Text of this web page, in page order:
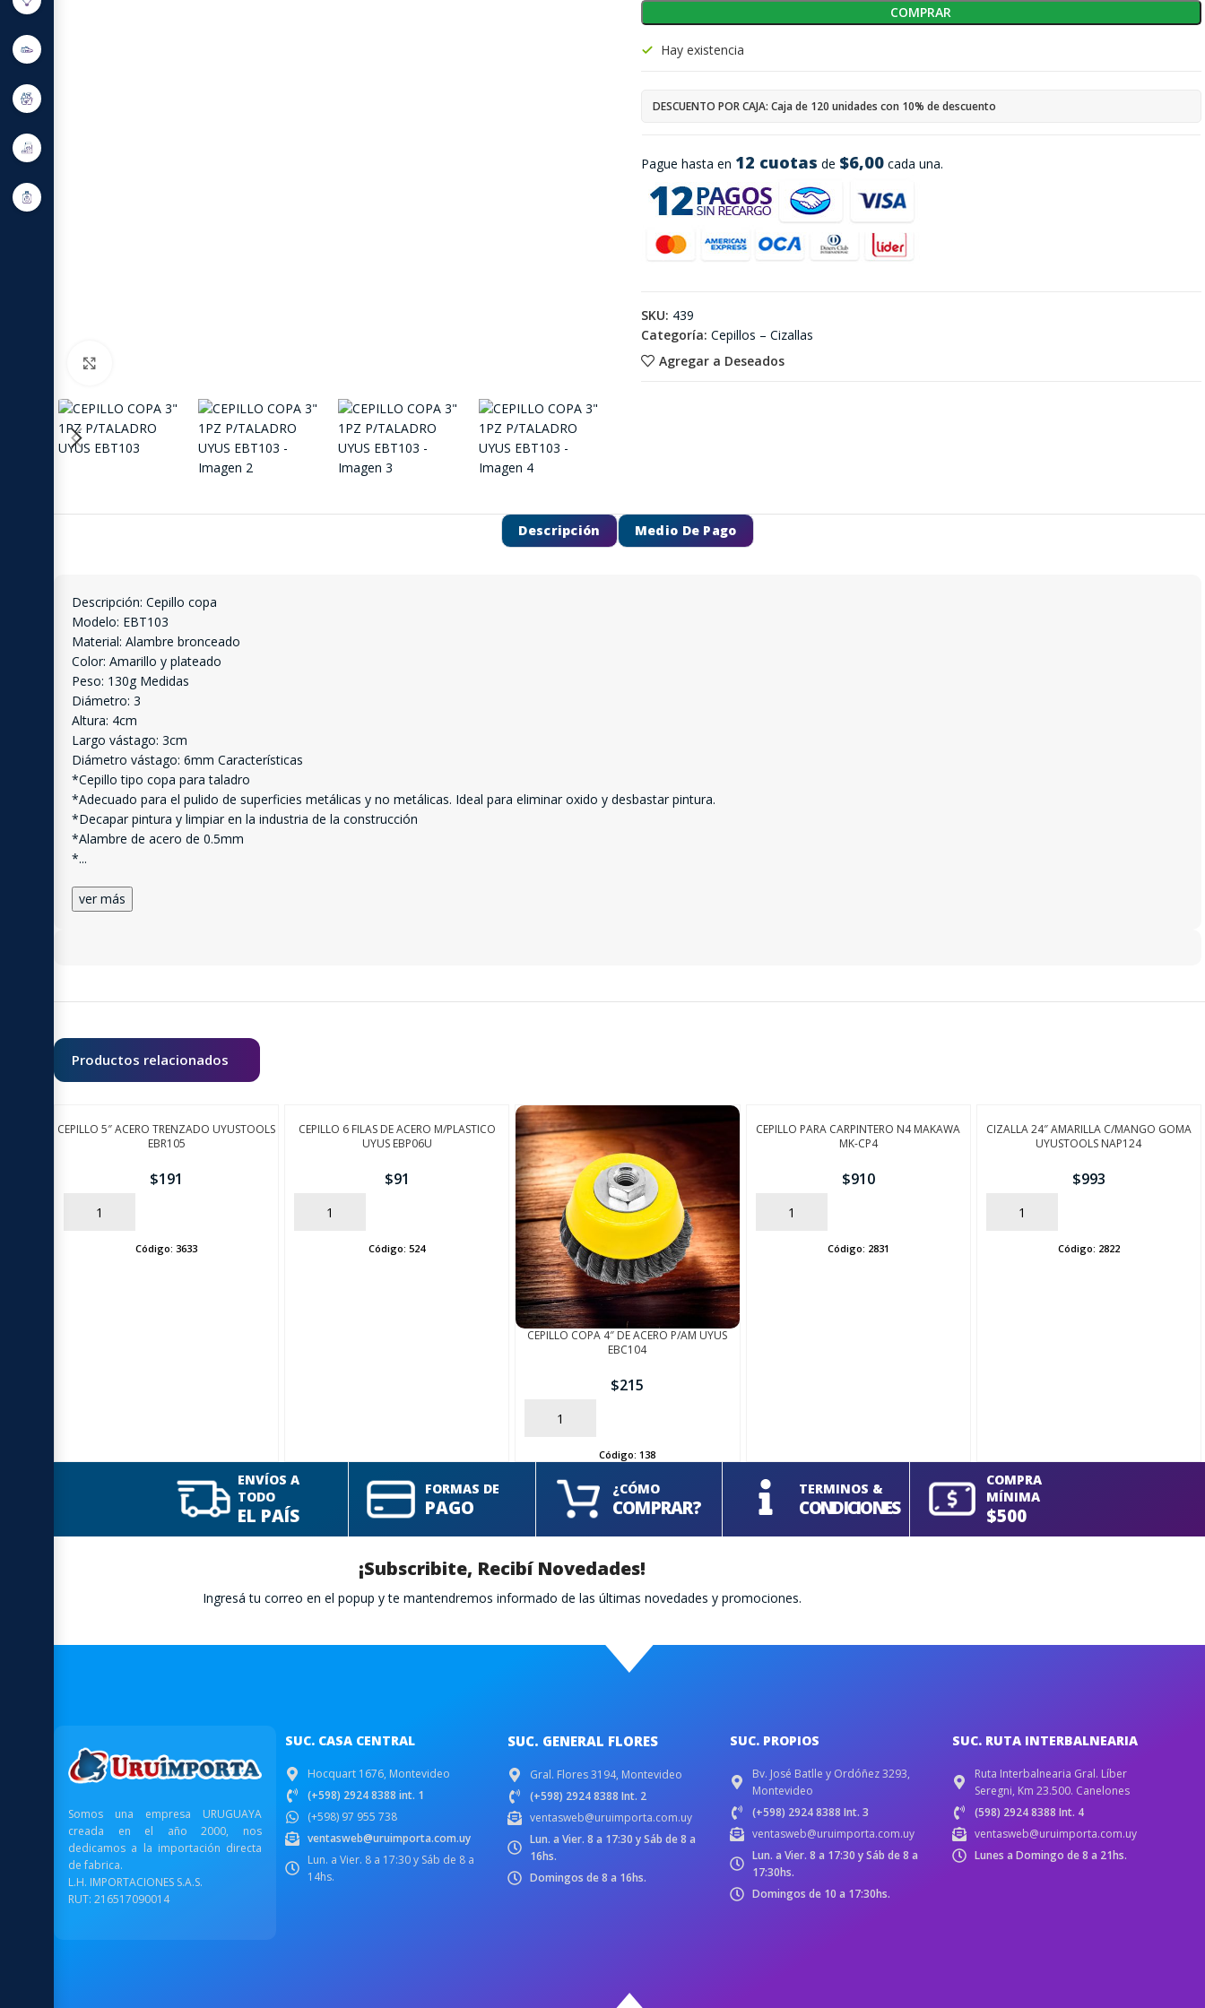
Pague hasta en 12 cuotas de $6,00cada una.
Hay existencia
DESCUENTO POR CAJA: Caja de 120 unidades con 10% de descuento
COMPRAR
Agregar a Deseados
SKU: 439
Categoría: Cepillos – Cizallas
Descripción Medio De Pago
Descripción: Cepillo copa
Modelo: EBT103
Material: Alambre bronceado
Color: Amarillo y plateado
Peso: 130g Medidas
Diámetro: 3
Altura: 4cm
Largo vástago: 3cm
Diámetro vástago: 6mm Características
*Cepillo tipo copa para taladro
*Adecuado para el pulido de superficies metálicas y no metálicas. Ideal para eliminar oxido y desbastar pintura.
*Decapar pintura y limpiar en la industria de la construcción
*Alambre de acero de 0.5mm
*...
ver más
Productos relacionados
CEPILLO 5″ ACERO TRENZADO UYUSTOOLS
EBR105
$191
AÑADIR
Código:3633
CEPILLO 6 FILAS DE ACERO M/PLASTICO
UYUS EBP06U
$91
AÑADIR
Código:524
CEPILLO COPA 4″ DE ACERO P/AM UYUS
EBC104
$215
AÑADIR
Código:138
CEPILLO PARA CARPINTERO N4 MAKAWA
MK-CP4
$910
AÑADIR
Código: 2831
CIZALLA 24″ AMARILLA C/MANGO GOMA
UYUSTOOLS NAP124
$993
AÑADIR
Código: 2822
ENVÍOS A
TODO
EL PAÍS
FORMAS DE
PAGO
¿CÓMO
COMPRAR?
TERMINOS &
CONDICIONES
COMPRA
MÍNIMA
$500
¡Subscribite, Recibí Novedades!
Ingresá tu correo en el popup y te mantendremos informado de las últimas novedades y promociones.
Somos una empresa URUGUAYA
creada en el año 2000, nos
dedicamos a la importación directa
de fabrica.
L.H. IMPORTACIONES S.A.S.
RUT: 216517090014
SUC. CASA CENTRAL
Hocquart 1676, Montevideo
(+598) 2924 8388 int. 1
(+598) 97 955 738
ventasweb@uruimporta.com.uy
Lun. a Vier. 8 a 17:30 y Sáb de 8 a
14hs.
SUC. GENERAL FLORES
Gral. Flores 3194, Montevideo
(+598) 2924 8388 Int. 2
ventasweb@uruimporta.com.uy
Lun. a Vier. 8 a 17:30 y Sáb de 8 a
16hs.
Domingos de 8 a 16hs.
SUC. PROPIOS
Bv. José Batlle y Ordóñez 3293,
Montevideo
(+598) 2924 8388 Int. 3
ventasweb@uruimporta.com.uy
Lun. a Vier. 8 a 17:30 y Sáb de 8 a
17:30hs.
Domingos de 10 a 17:30hs.
SUC. RUTA INTERBALNEARIA
Ruta Interbalnearia Gral. Líber
Seregni, Km 23.500. Canelones
(598) 2924 8388 Int. 4
ventasweb@uruimporta.com.uy
Lunes a Domingo de 8 a 21hs.